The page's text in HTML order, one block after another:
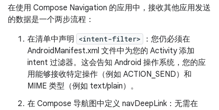
在使用 Compose Navigation 的应用中，接收其他应用发送
的数据是一个两步流程：
在清单中声明
<intent-filter>
：您仍必须在
AndroidManifest.xml 文件中为您的 Activity 添加
intent 过滤器。这会告知 Android 操作系统，您的应
用能够接收特定操作（例如 ACTION_SEND）和
MIME 类型（例如 text/plain）。
在 Compose 导航图中定义 navDeepLink：无需在